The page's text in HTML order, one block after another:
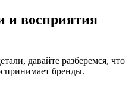
и восприятия
давайте разберемся, что
бренды.